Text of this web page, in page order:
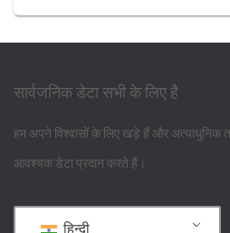
सार्वजनिक डेटा सभी के लिए है
हम अपने विश्वासों के लिए खड़े हैं और अत्याधुनिक
आवश्यक डेटा प्रदान करते हैं।
हिन्दी